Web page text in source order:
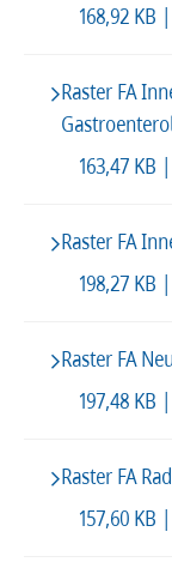
168,92 KB
Raster FA
163,47 KB
Raster FA
198,27 KB
Raster FA
197,48 KB
Raster FA
157,60 KB